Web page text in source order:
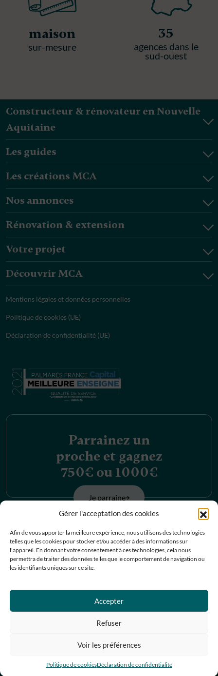
Gérer l'acceptation des cookies
Afin de vous apporter la meilleure expérience, nous utilisons des technologies
telles que les cookies pour stocker et/ou accéder à des informations sur
l'appareil. En donnant votre consentement à ces technologies, cela nous
permettra de traiter des données telles que le comportement de navigation ou
les identifiants uniques sur ce site.
Accepter
Refuser
Voir les préférences
Politique de cookiesDéclaration de confidentialité
maison
sur-mesure
35
agences dans le
sud-ouest
Constructeur & rénovateur en Nouvelle
Aquitaine
Les guides
Les créations MCA
Nos annonces
Rénovation & extension
Votre projet
Découvrir MCA
Mentions légales et données personnelles
Politique de cookies (UE)
Déclaration de confidentialité (UE)
Parrainez un
proche et gagnez
750€ ou 1000€
Je parraine
Découvrez nos
offres d’emplois
Contactez-nous
Prendre RDV
05 67 07 07 67
FacebookInstagram
YoutubeLinkedinPinterest